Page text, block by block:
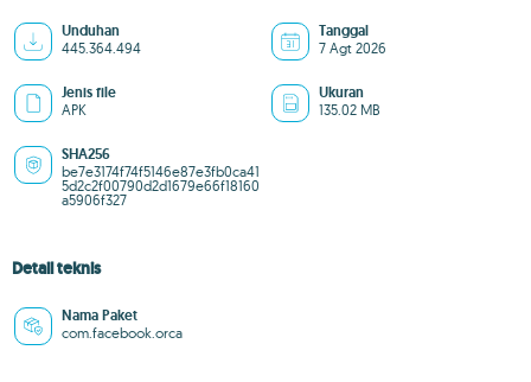
Unduhan
445.364.494
Tanggal
7 Agt 2026
Jenis file
APK
Ukuran
135.02 MB
SHA256
be7e3174f74f5146e87e3fb0ca41
5d2c2f00790d2d1679e66f18160
a5906f327
Detail teknis
Nama Paket
com.facebook.orca